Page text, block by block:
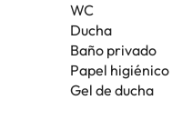
WC
Ducha
Baño privado
Papel higiénico
Gel de ducha